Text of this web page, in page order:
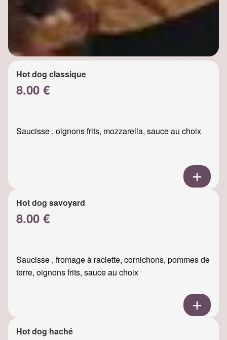
Hot dog classique
8.00 €
Saucisse , oignons frits, mozzarella, sauce au choix
Hot dog savoyard
8.00 €
Saucisse , fromage à raclette, cornichons, pommes de
terre, oignons frits, sauce au choix
Hot dog haché